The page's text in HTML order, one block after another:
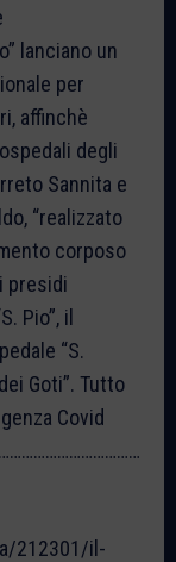
lanciano un
per
affinchè
degli
Sannita e
“realizzato
corposo
presidi
Pio”, il
“S.
Goti”. Tutto
Covid
212301/il-